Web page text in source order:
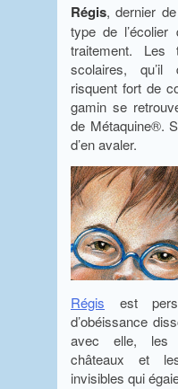
Régis, dernier
type de l’écolier
traitement. Les
scolaires,
risquent fort de
gamin se
de Métaquine®.
d’en avaler.
Régis est
d’obéissance
avec elle, les
châteaux et
invisibles qui